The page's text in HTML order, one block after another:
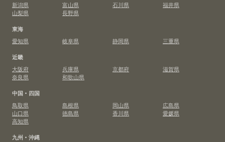
新潟県
富山県 石川県
福井県
山梨県
長野県
東海
愛知県
岐阜県 静岡県
三重県
近畿
大阪府
兵庫県 京都府
滋賀県
奈良県
和歌山県
中国・四国
鳥取県
島根県 岡山県
広島県
山口県
徳島県 香川県
愛媛県
高知県
九州・沖縄